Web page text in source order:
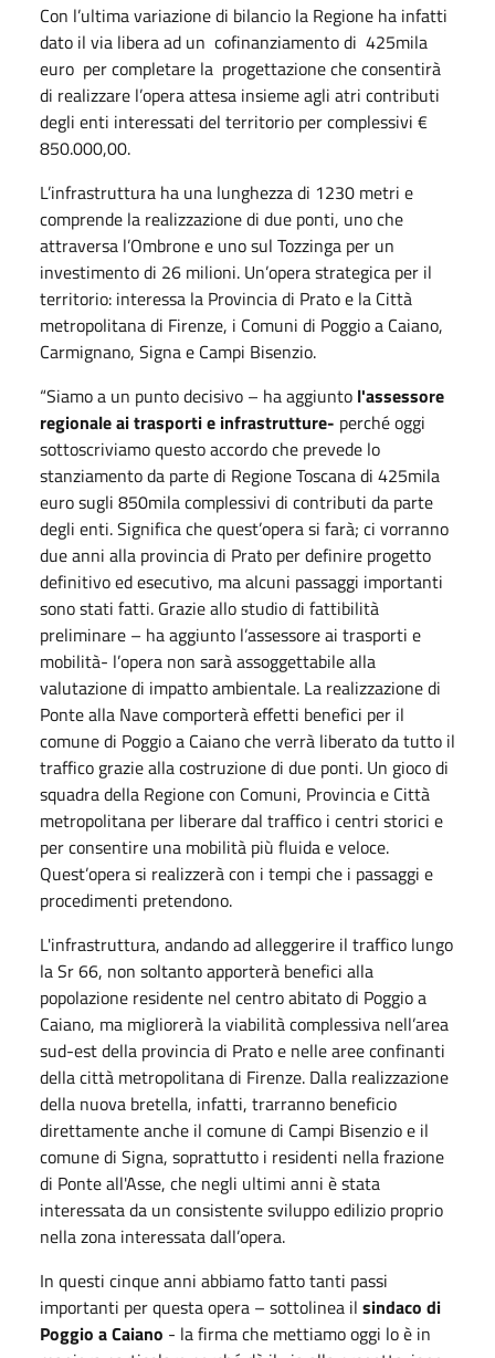
Con l’ultima variazione di bilancio la Regione ha infatti
dato il via libera ad un cofinanziamento di 425mila
euro per completare la progettazione che consentirà
di realizzare l’opera attesa insieme agli atri contributi
degli enti interessati del territorio per complessivi €
850.000,00.
L’infrastruttura ha una lunghezza di 1230 metri e
comprende la realizzazione di due ponti, uno che
attraversa l’Ombrone e uno sul Tozzinga per un
investimento di 26 milioni. Un’opera strategica per il
territorio: interessa la Provincia di Prato e la Città
metropolitana di Firenze, i Comuni di Poggio a Caiano,
Carmignano, Signa e Campi Bisenzio.
“Siamo a un punto decisivo – ha aggiunto l'assessore
regionale ai trasporti e infrastrutture- perché oggi
sottoscriviamo questo accordo che prevede lo
stanziamento da parte di Regione Toscana di 425mila
euro sugli 850mila complessivi di contributi da parte
degli enti. Significa che quest’opera si farà; ci vorranno
due anni alla provincia di Prato per definire progetto
definitivo ed esecutivo, ma alcuni passaggi importanti
sono stati fatti. Grazie allo studio di fattibilità
preliminare – ha aggiunto l’assessore ai trasporti e
mobilità- l’opera non sarà assoggettabile alla
valutazione di impatto ambientale. La realizzazione di
Ponte alla Nave comporterà effetti benefici per il
comune di Poggio a Caiano che verrà liberato da tutto il
traffico grazie alla costruzione di due ponti. Un gioco di
squadra della Regione con Comuni, Provincia e Città
metropolitana per liberare dal traffico i centri storici e
per consentire una mobilità più fluida e veloce.
Quest’opera si realizzerà con i tempi che i passaggi e
procedimenti pretendono.
L'infrastruttura, andando ad alleggerire il traffico lungo
la Sr 66, non soltanto apporterà benefici alla
popolazione residente nel centro abitato di Poggio a
Caiano, ma migliorerà la viabilità complessiva nell’area
sud-est della provincia di Prato e nelle aree confinanti
della città metropolitana di Firenze. Dalla realizzazione
della nuova bretella, infatti, trarranno beneficio
direttamente anche il comune di Campi Bisenzio e il
comune di Signa, soprattutto i residenti nella frazione
di Ponte all'Asse, che negli ultimi anni è stata
interessata da un consistente sviluppo edilizio proprio
nella zona interessata dall’opera.
In questi cinque anni abbiamo fatto tanti passi
importanti per questa opera – sottolinea il sindaco di
Poggio a Caiano - la firma che mettiamo oggi lo è in